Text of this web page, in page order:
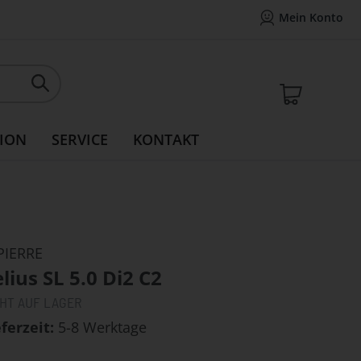
Mein Konto
Mein Konto
SERVICE KONTAKT
SL 5.0 Di2 C2
5-8 Werktage